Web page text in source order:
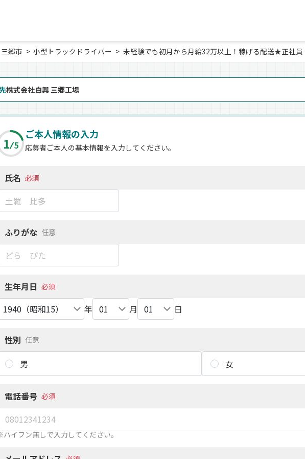
三郷市 小型トラックドライバー 未経験でも初月から月給32万以上！稼げる配送★正社員
株式会社白興 三郷工場
1 5
ご本人情報の入力
応募者ご本人の基本情報を入力してください。
氏名 必須
ふりがな 任意
生年月日 必須
年 月 日
性別 任意
男 女
電話番号 必須
イフン無しで入力してください。